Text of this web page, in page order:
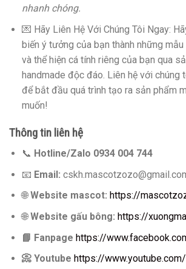
nhanh chóng.
💌 Hãy Liên Hệ Với Chúng Tôi Ngay:
biến ý tưởng của bạn thành những
và thể hiện cá tính riêng của bạn qua
handmade độc đáo. Liên hệ với chúng
để bắt đầu quá trình tạo ra sản phẩm
muốn!
Thông tin liên hệ
📞 Hotline/Zalo 0934 004 744
📧 Email:
🌐Website mascot: https://
🌐Website gấu bông: https://
📘 Fanpage https://
📀 Youtube https://